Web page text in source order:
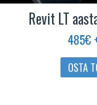
Revit LT
485€
OSTA